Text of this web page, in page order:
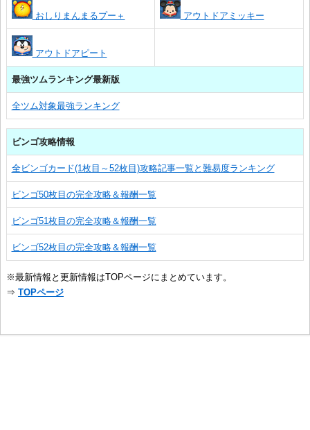
おしりまんまるプー＋ アウトドアミッキー
アウトドアピート
最強ツムランキング最新版
全ツム対象最強ランキング
ビンゴ攻略情報
全ビンゴカード(1枚目～52枚目)攻略記事一覧と難易度ランキング
ビンゴ50枚目の完全攻略＆報酬一覧
ビンゴ51枚目の完全攻略＆報酬一覧
ビンゴ52枚目の完全攻略＆報酬一覧
※最新情報と更新情報はTOPページにまとめています。
⇒ TOPページ